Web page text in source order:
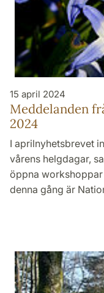
15 april 2024
Meddelanden
2024
I aprilnyhetsbrevet
vårens helgdagar,
öppna
denna gång är